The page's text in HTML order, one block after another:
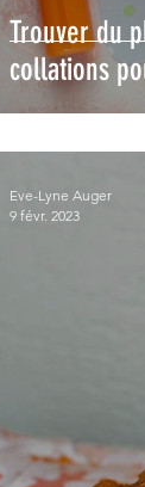
Trouver du
collations
Eve-Lyne Auger
9 févr. 2023